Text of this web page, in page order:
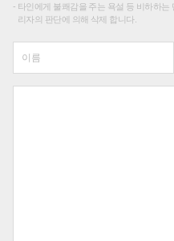
타인에게 불쾌감을 주는 욕설 등 비하하
리자의 판단에 의해 삭제 합니다.